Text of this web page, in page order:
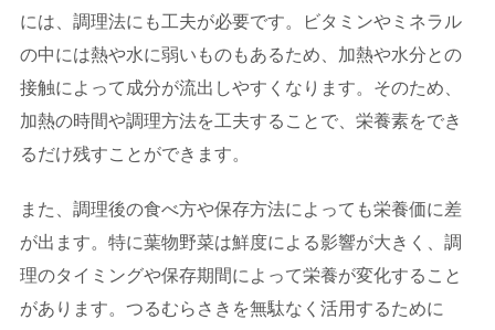
には、調理法にも工夫が必要です。ビタミンやミネラル
の中には熱や水に弱いものもあるため、加熱や水分との
接触によって成分が流出しやすくなります。そのため、
加熱の時間や調理方法を工夫することで、栄養素をでき
るだけ残すことができます。
また、調理後の食べ方や保存方法によっても栄養価に差
が出ます。特に葉物野菜は鮮度による影響が大きく、調
理のタイミングや保存期間によって栄養が変化すること
があります。つるむらさきを無駄なく活用するために